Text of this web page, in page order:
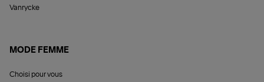
Vanrycke
MODE FEMME
Choisi pour vous